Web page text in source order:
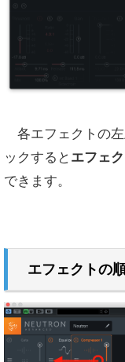
各エフェクトの左
ックすると エフェ
できます。
エフェクトの